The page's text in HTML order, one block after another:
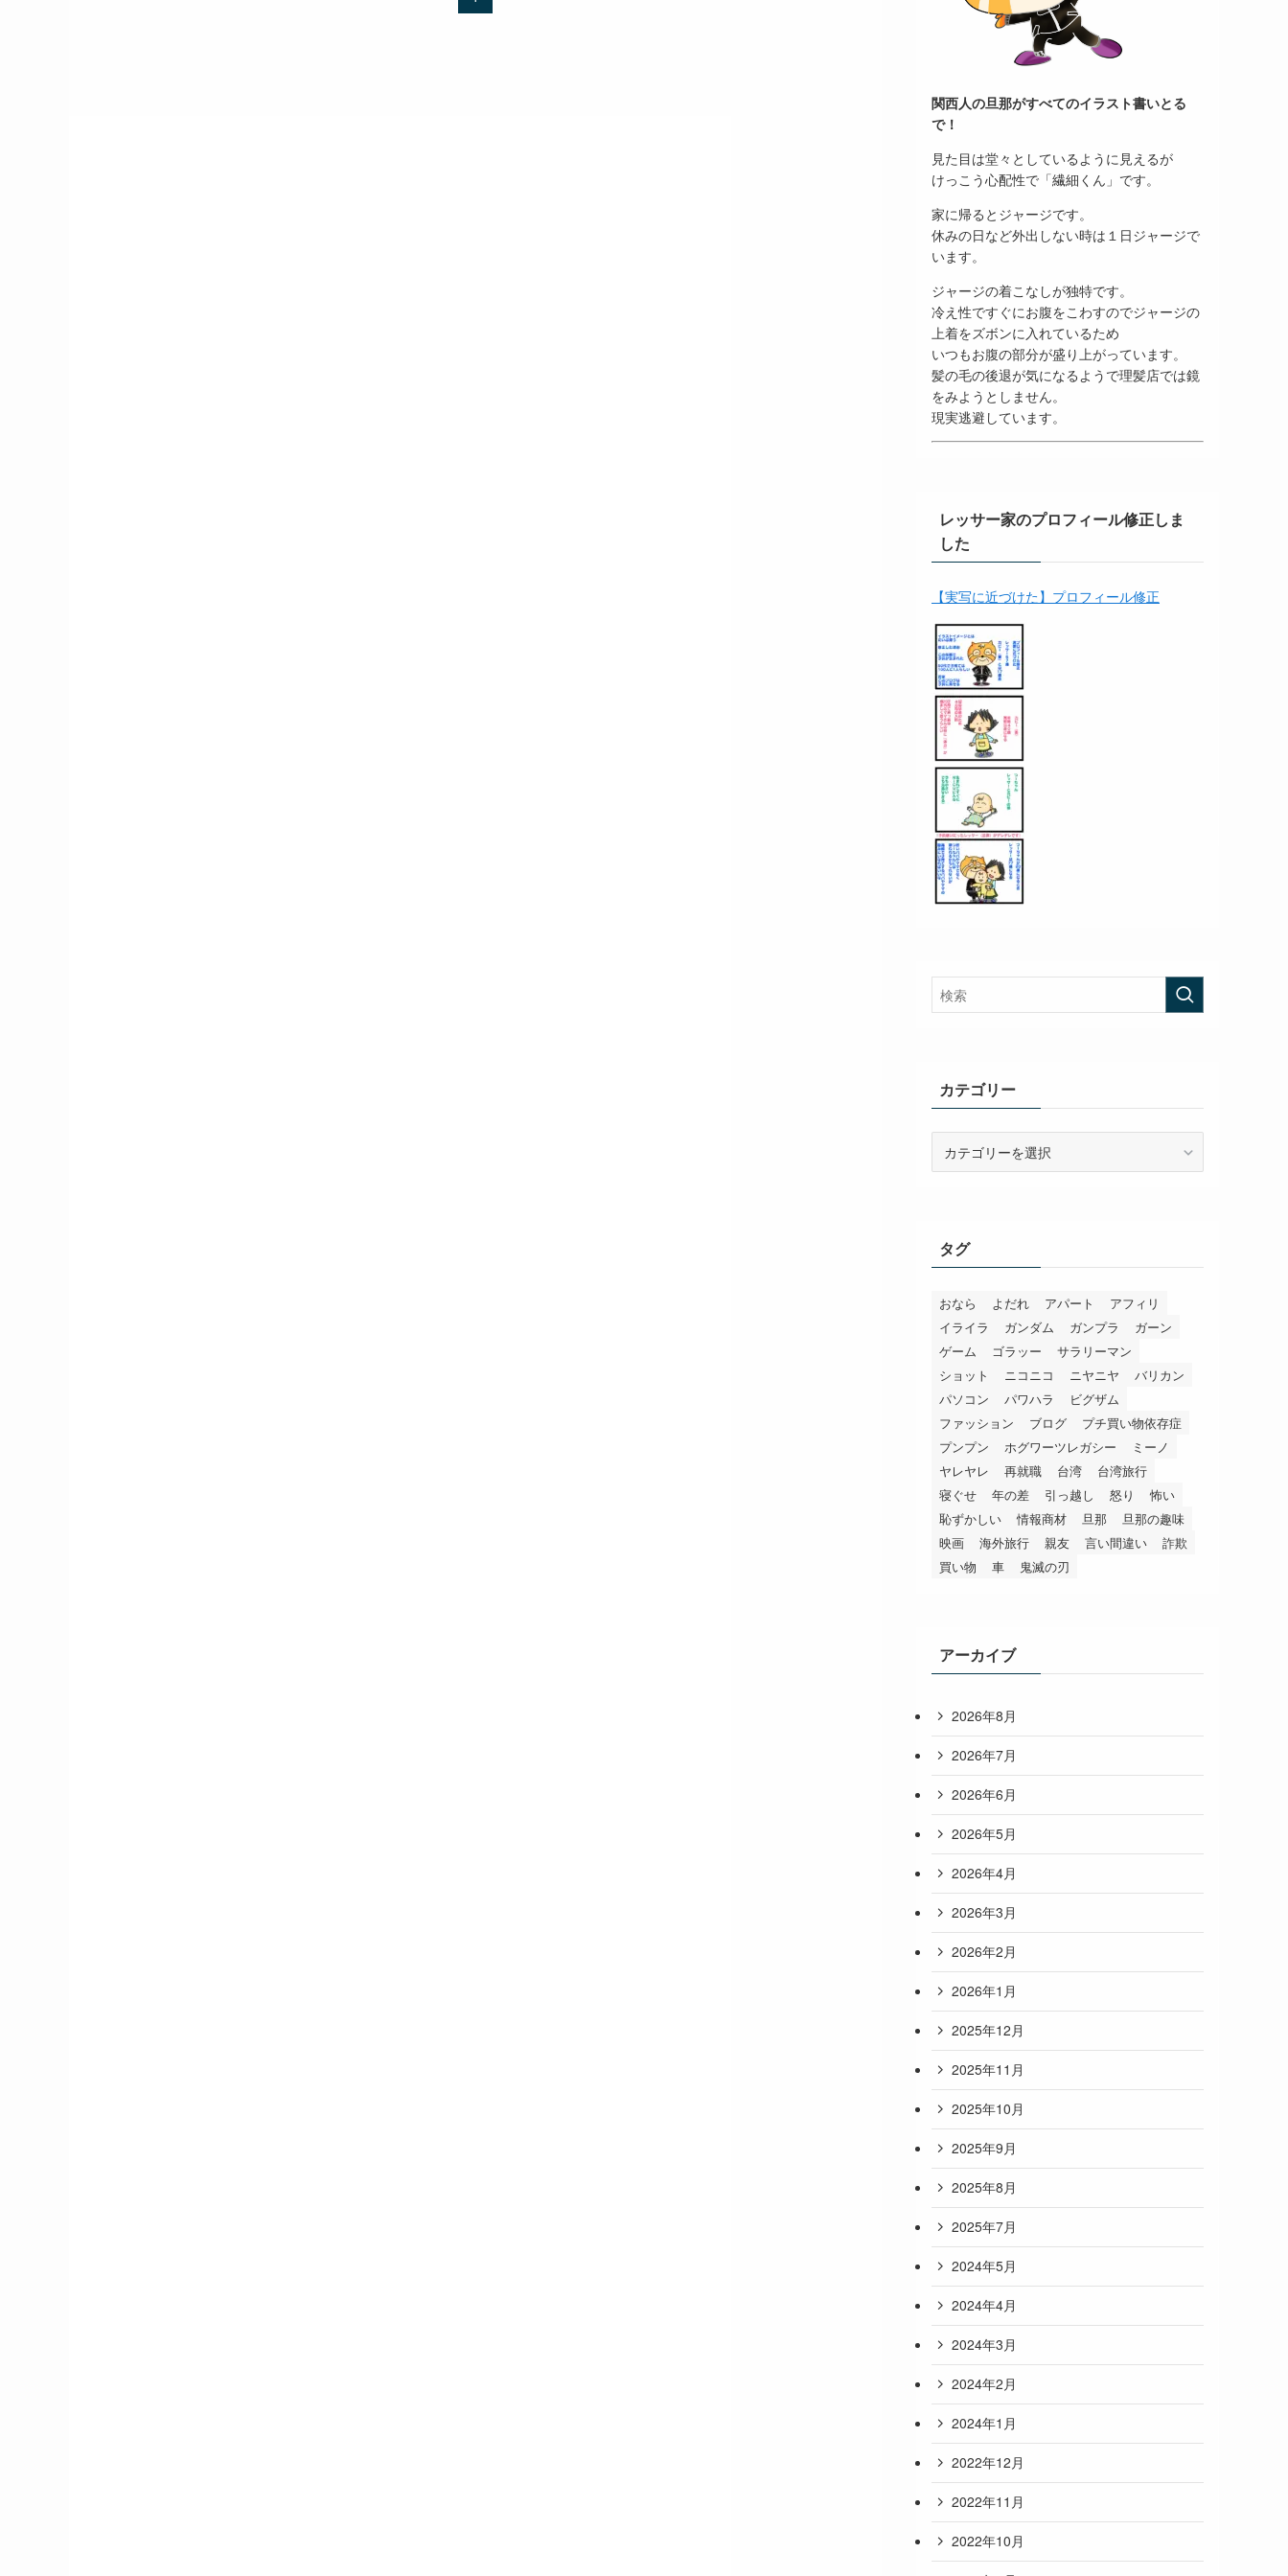
関西人の旦那がすべてのイラスト書いとる
で！
見た目は堂々としているように見えるが
けっこう心配性で「繊細くん」です。
家に帰るとジャージです。
休みの日など外出しない時は１日ジャージで
います。
ジャージの着こなしが独特です。
冷え性ですぐにお腹をこわすのでジャージの
上着をズボンに入れているため
いつもお腹の部分が盛り上がっています。
髪の毛の後退が気になるようで理髪店では鏡
をみようとしません。
現実逃避しています。
レッサー家のプロフィール修正しま
した
【実写に近づけた】プロフィール修正
カテゴリー
タグ
おなら よだれ アパート
アフィリ
イライラ
ガンダム ガンプラ
ガーン
ゲーム
ゴラッー
サラリーマン
ショット
ニコニコ ニヤニヤ
バリカン
パソコン
パワハラ
ビグザム
ファッション
ブログ
プチ買い物依存症
プンプン
ホグワーツレガシー
ミーノ
ヤレヤレ
再就職 台湾
台湾旅行
寝ぐせ
年の差 引っ越し 怒り
怖い
恥ずかしい
情報商材 旦那
旦那の趣味
映画
海外旅行 親友 言い間違い
詐欺
買い物
車 鬼滅の刃
アーカイブ
2026年8月
2026年7月
2026年6月
2026年5月
2026年4月
2026年3月
2026年2月
2026年1月
2025年12月
2025年11月
2025年10月
2025年9月
2025年8月
2025年7月
2024年5月
2024年4月
2024年3月
2024年2月
2024年1月
2022年12月
2022年11月
2022年10月